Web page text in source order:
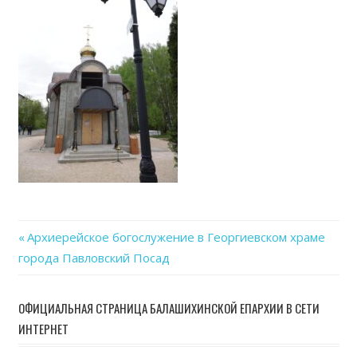
Навигация
записям
Previous
Post:
Архиерейское богослужение в Георгиевском храме
города Павловский Посад
ОФИЦИАЛЬНАЯ СТРАНИЦА БАЛАШИХИНСКОЙ ЕПАРХИИ В СЕТИ
ИНТЕРНЕТ